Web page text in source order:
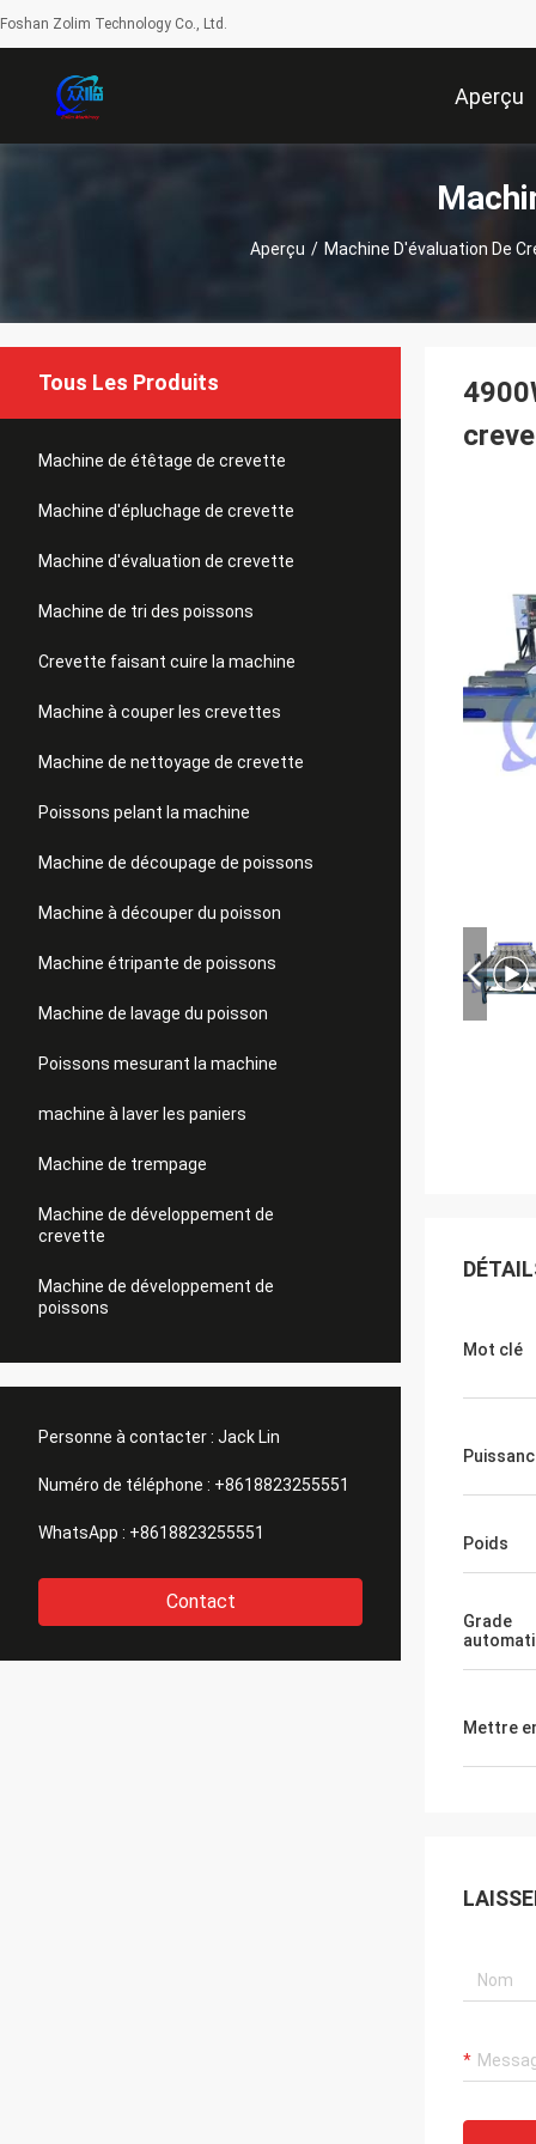
Foshan Zolim Technology Co., Ltd.
Aperçu
Aperçu / Machine D'évaluation De
Tous Les Produits
Machine de étêtage de crevette
Machine d'épluchage de crevette
Machine d'évaluation de crevette
Machine de tri des poissons
Crevette faisant cuire la machine
Machine à couper les crevettes
Machine de nettoyage de crevette
Poissons pelant la machine
Machine de découpage de poissons
Machine à découper du poisson
Machine étripante de poissons
Machine de lavage du poisson
Poissons mesurant la machine
machine à laver les paniers
Machine de trempage
Machine de développement de
crevette
Machine de développement de
poissons
Personne à contacter : Jack Lin
Numéro de téléphone : +8618823255551
WhatsApp : +8618823255551
Contact
Mot clé
Poids
Grade
Mettre